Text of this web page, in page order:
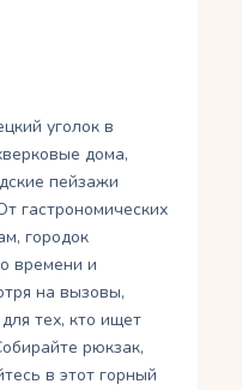
уголок в
дома,
пейзажи
гастрономических
городок
времени и
на вызовы,
тех, кто ищет
рюкзак,
в этот горный